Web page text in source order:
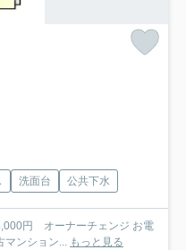
洗面台 公共下水
円 オーナーチェンジ お電
マンション... もっと見る